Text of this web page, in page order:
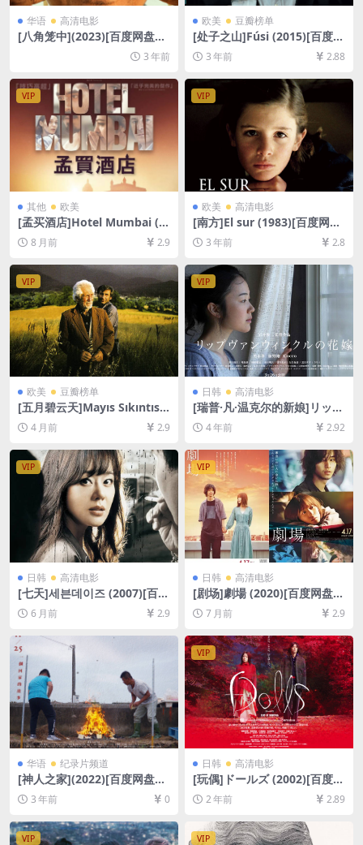
华语 高清电影
[八角笼中](2023)[百度网盘
+夸克网盘1080P超清未删减
资源][网盘在线播放/下载][MP
4/7GB][中文字幕]
3 年前
欧美 豆瓣榜单
[处子之山]Fúsi (2015)[百度网
盘+夸克网盘1080P超清未删
减资源][网盘在线播放/下载]
[MP4/6GB][中文字幕]
3 年前 2.88
VIP
其他 欧美
[孟买酒店]Hotel Mumbai (2
018)[百度网盘+夸克网盘1080
P超清未删减资源][网盘在线播
幕]
8 月前 2.9
VIP
欧美 高清电影
[南方]El sur (1983)[百度网盘
+夸克网盘1080P超清未删减
资源][网盘在线播放/下载][MP
3 年前 2.8
VIP
欧美 豆瓣榜单
[五月碧云天]Mayıs Sıkıntısı
(1999)[百度网盘+夸克网盘10
80P超清未删减资源][网盘在
线播放/下载][MP4/7.4GB][中
文字幕]
4 月前 2.9
VIP
日韩 高清电影
[瑞普·凡·温克尔的新娘]リップ
ヴァンウィンクルの花嫁 (201
6)[百度网盘+夸克网盘+迅雷云
盘资源1080P超清未删减][MP
4/11GB][日语中字]
4 年前 2.92
VIP
日韩 高清电影
[七天]세븐데이즈 (2007)[百度
网盘+夸克网盘1080P超清未
删减资源][网盘在线播放/下
载][MP4/8.5GB][中文字幕]
6 月前 2.9
VIP
日韩 高清电影
[剧场]劇場 (2020)[百度网盘
+夸克网盘1080P超清未删减
资源][网盘在线播放/下载][MP
4/9GB][中文字幕]
7 月前 2.9
华语 纪录片频道
[神人之家](2022)[百度网盘
+夸克网盘1080P超清资源][网
盘在线播放/下载][MP4/3.7G
3 年前 0
VIP
日韩 高清电影
[玩偶]ドールズ (2002)[百度网
盘+夸克网盘1080P超清未删
减资源][网盘在线播放/下载]
2 年前 2.89
VIP VIP